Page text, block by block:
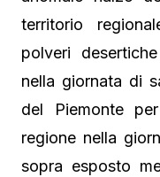
territorio
polveri
nella giornata di
del Piemonte
regione nella
sopra esposto